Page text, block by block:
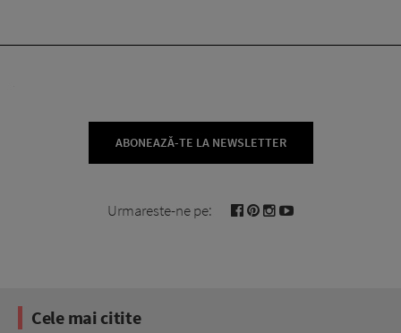
ABONEAZĂ-TE LA NEWSLETTER
Urmareste-ne pe:
Cele mai citite